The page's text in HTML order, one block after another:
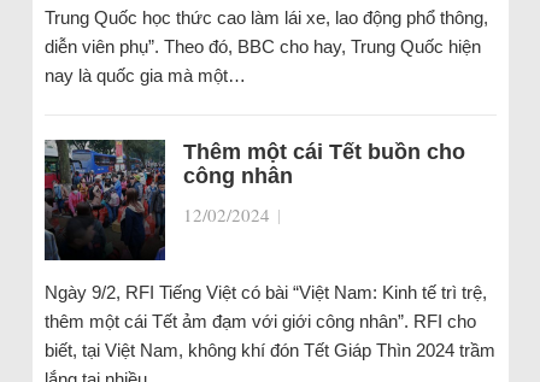
Trung Quốc học thức cao làm lái xe, lao động phổ thông,
diễn viên phụ”. Theo đó, BBC cho hay, Trung Quốc hiện
nay là quốc gia mà một…
Thêm một cái Tết buồn cho
công nhân
12/02/2024 |
Ngày 9/2, RFI Tiếng Việt có bài “Việt Nam: Kinh tế trì trệ,
thêm một cái Tết ảm đạm với giới công nhân”. RFI cho
biết, tại Việt Nam, không khí đón Tết Giáp Thìn 2024 trầm